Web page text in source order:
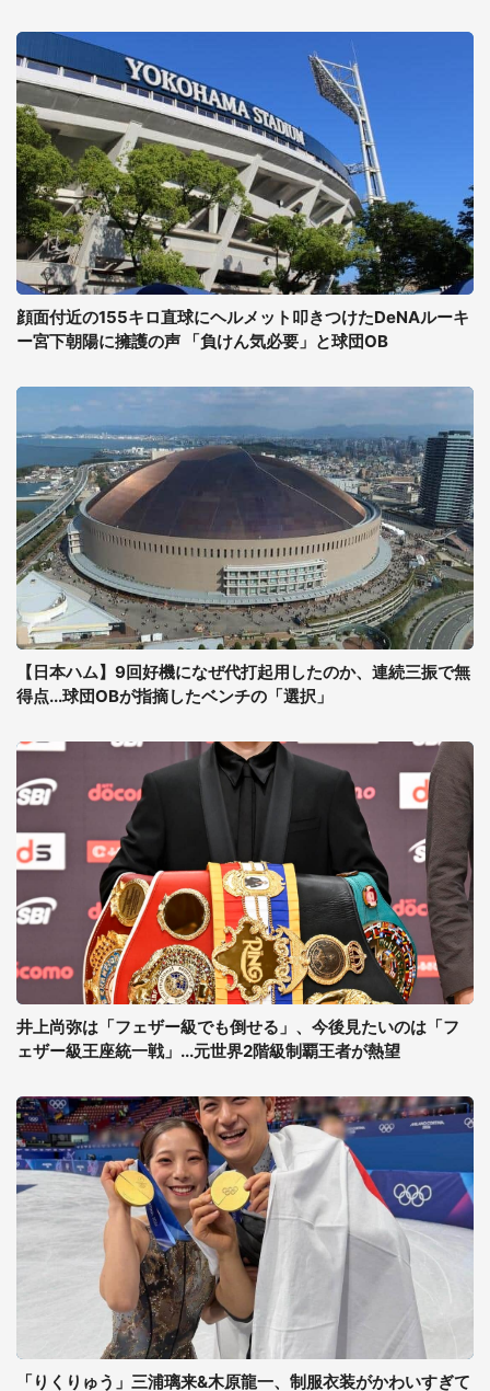
顔面付近の155キロ直球にヘルメット叩きつけたDeNAルーキ
ー宮下朝陽に擁護の声 「負けん気必要」と球団OB
【日本ハム】9回好機になぜ代打起用したのか、連続三振で無
得点...球団OBが指摘したベンチの「選択」
井上尚弥は「フェザー級でも倒せる」、今後見たいのは「フ
ェザー級王座統一戦」...元世界2階級制覇王者が熱望
「りくりゅう」三浦璃来&木原龍一、制服衣装がかわいすぎて